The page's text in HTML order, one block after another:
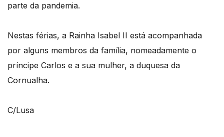
parte da pandemia.
Nestas férias, a Rainha Isabel II está acompanhada
por alguns membros da família, nomeadamente o
príncipe Carlos e a sua mulher, a duquesa da
Cornualha.
C/Lusa